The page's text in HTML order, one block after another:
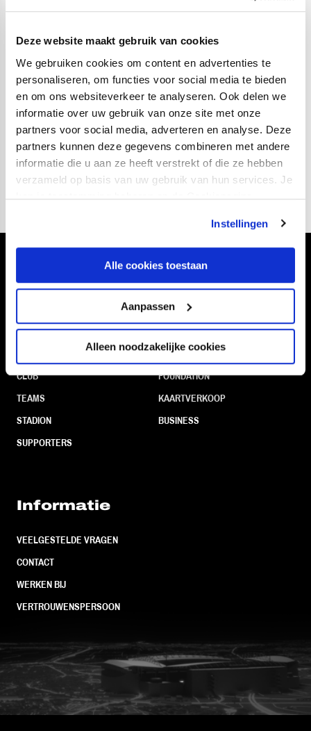
Deze website maakt gebruik van cookies
We gebruiken cookies om content en advertenties te
personaliseren, om functies voor social media te bieden
en om ons websiteverkeer te analyseren. Ook delen we
informatie over uw gebruik van onze site met onze
partners voor social media, adverteren en analyse. Deze
partners kunnen deze gegevens combineren met andere
informatie die u aan ze heeft verstrekt of die ze hebben
verzameld op basis van uw gebruik van hun services. Je
kan je toestemming beheren op de Cookiepagina.
Instellingen
Alle cookies toestaan
Aanpassen
Alleen noodzakelijke cookies
aanwezig te zijn”, aldus clubman Mark van der Maarel.
bent als je dat kunt geven.”
Doneren
Kinderen horen niet ziek te zijn, maar helaas is dit nog
altijd de dagelijkse werkelijkheid. Help het WKZ, zodat
zij kinderen kunnen helpen, ga naar
www.vriendenwkz.nl
Navigeer naar
CLUB
TEAMS
STADION
SUPPORTERS
FOUNDATION
KAARTVERKOOP
BUSINESS
Informatie
VEELGESTELDE VRAGEN
CONTACT
WERKEN BIJ
VERTROUWENSPERSOON
FC Utrecht<br>vanuit<br>het